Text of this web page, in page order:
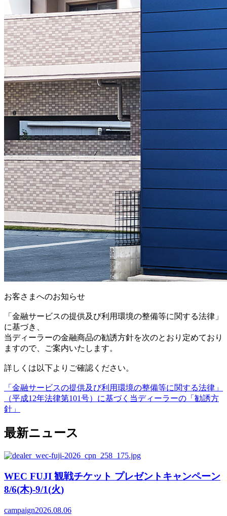
お客さまへのお知らせ
「金融サービスの提供及び利用環境の整備等に関する法律」
に基づき、
当ディーラーの金融商品の勧誘方針を次のとおり定めており
ますので、ご案内いたします。
詳しくは以下よりご確認ください。
「金融サービスの提供及び利用環境の整備等に関する法律」
（平成12年法律第101号）に基づく当ディーラーの「勧誘方
針」
最新ニュース
WEC FUJI 観戦チケット プレゼントキャンペーン
8/6(木)-9/1(火)
campaign2026.08.06